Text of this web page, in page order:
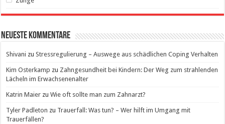
Neueste Kommentare
Shivani zuStressregulierung – Auswege aus schädlichen Coping Verhalten
Kim Osterkamp zu Zahngesundheit bei Kindern: Der Weg zum strahlenden
Lächeln im Erwachsenenalter
Katrin Maier zuWie oft sollte man zum Zahnarzt?
Tyler Padleton zu Trauerfall: Was tun? – Wer hilft im Umgang mit
Trauerfällen?